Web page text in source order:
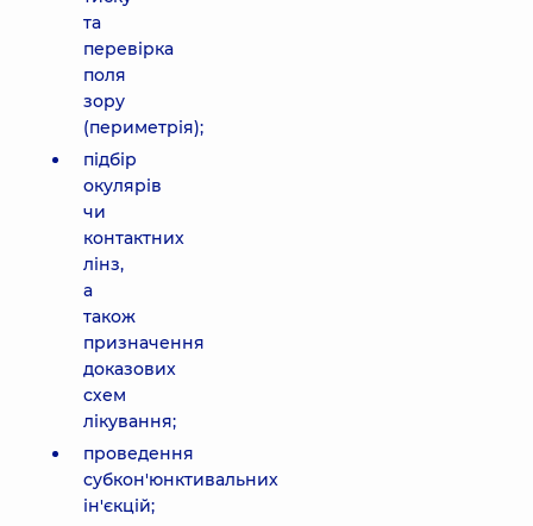
та
перевірка
поля
зору
(периметрія);
підбір
окулярів
чи
контактних
лінз,
а
також
призначення
доказових
схем
лікування;
проведення
субкон'юнктивальних
ін'єкцій;